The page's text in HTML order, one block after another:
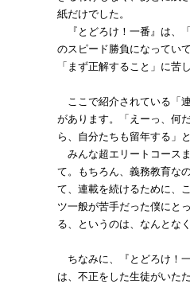
紙だけでした。
『とどろけ！一番』は、
のスピード勝負になってい
「まず正解すること」に苦
ここで紹介されている「
があります。「えーっ、何
ら、自分たちも留年する」
みんな超エリートコース
て。もちろん、義務教育な
て、連載を続けるために、
ツ一般が苦手だった僕にと
る、というのは、なんとな
ちなみに、『とどろけ！
は、不正をした生徒がいた